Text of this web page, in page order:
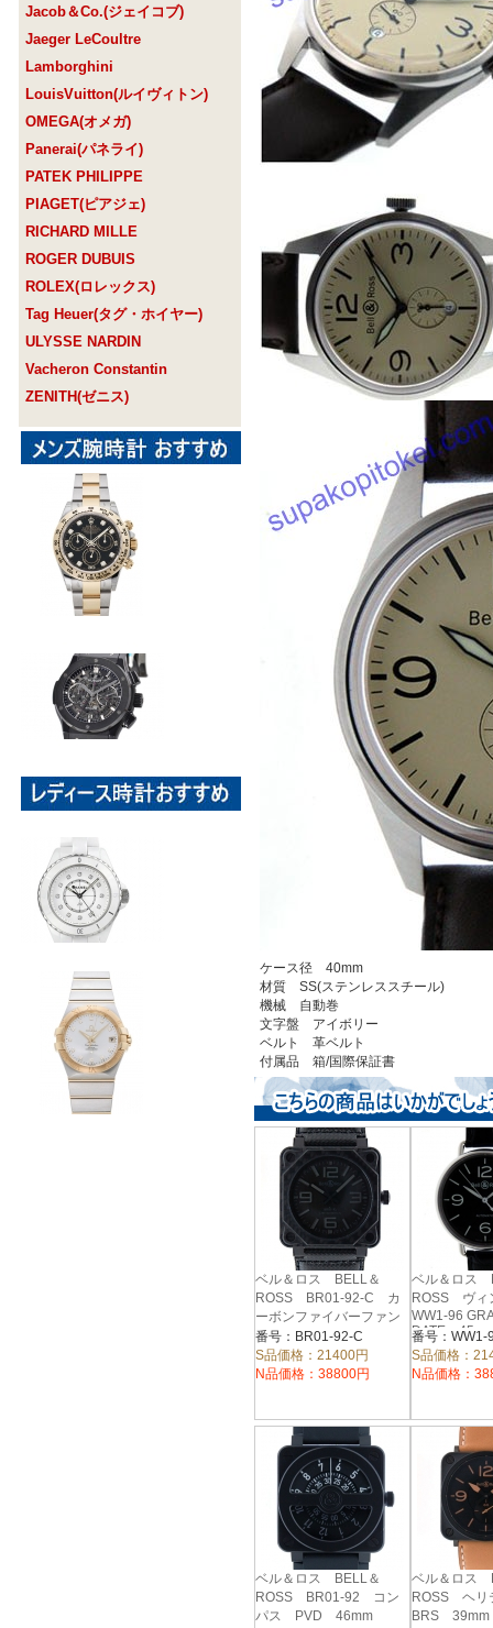
Jacob＆Co.(ジェイコブ)
Jaeger LeCoultre
Lamborghini
LouisVuitton(ルイヴィトン)
OMEGA(オメガ)
Panerai(パネライ)
PATEK PHILIPPE
PIAGET(ピアジェ)
RICHARD MILLE
ROGER DUBUIS
ROLEX(ロレックス)
Tag Heuer(タグ・ホイヤー)
ULYSSE NARDIN
Vacheron Constantin
ZENITH(ゼニス)
ケース径 40mm
材質 SS(ステンレススチール)
機械 自動巻
文字盤 アイボリー
ベルト 革ベルト
付属品 箱/国際保証書
ベル＆ロス BELL＆
ROSS BR01-92-C カ
ーボンファイバーファン
トム 46mm
番号：BR01-92-C
S品価格：21400円
N品価格：38800円
ベル＆ロス
ROSS ヴ
WW1-96
DATE
番号：WW1-
S品価格：
N品価格：
ベル＆ロス BELL＆
ROSS BR01-92 コン
パス PVD 46mm
ベル＆ロス
ROSS ヘ
BRS